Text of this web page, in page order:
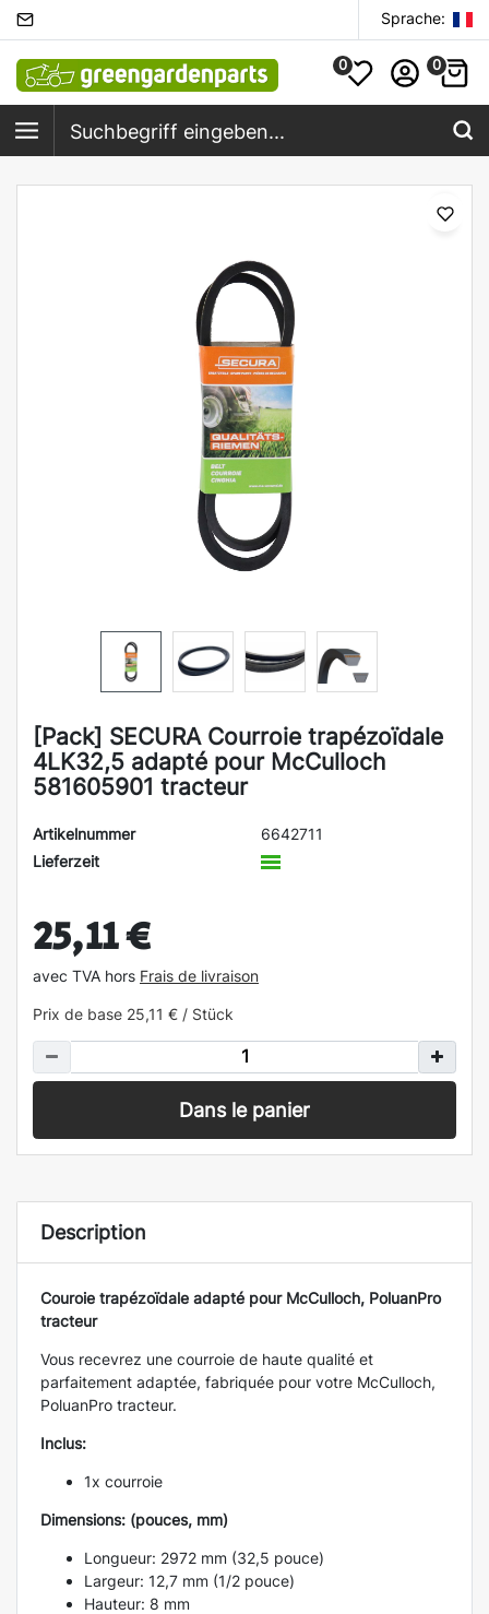
Sprache:
0 0
[Pack] SECURA Courroie trapézoïdale
4LK32,5 adapté pour McCulloch
581605901 tracteur
Artikelnummer
6642711
Lieferzeit
25,11 €
avec TVA hors Frais de livraison
Prix de base 25,11 € / Stück
Dans le panier
Description
Couroie trapézoïdale adapté pour McCulloch, PoluanPro
tracteur
Vous recevrez une courroie de haute qualité et
parfaitement adaptée, fabriquée pour votre McCulloch,
PoluanPro tracteur.
Inclus:
1x courroie
Dimensions: (pouces, mm)
Longueur: 2972 mm (32,5 pouce)
Largeur: 12,7 mm (1/2 pouce)
Hauteur: 8 mm